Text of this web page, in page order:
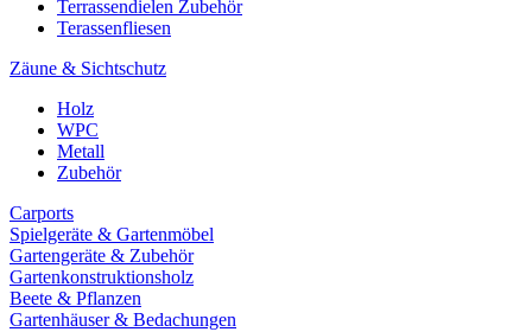
Terrassendielen Zubehör
Terassenfliesen
Zäune & Sichtschutz
Holz
WPC
Metall
Zubehör
Carports
Spielgeräte & Gartenmöbel
Gartengeräte & Zubehör
Gartenkonstruktionsholz
Beete & Pflanzen
Gartenhäuser & Bedachungen